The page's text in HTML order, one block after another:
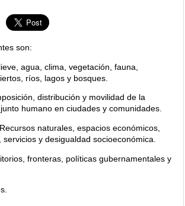
son:
agua, clima, vegetación, fauna,
ríos, lagos y bosques.
distribución y movilidad de la
humano en ciudades y comunidades.
naturales, espacios económicos,
servicios y desigualdad socioeconómica.
fronteras, políticas gubernamentales y